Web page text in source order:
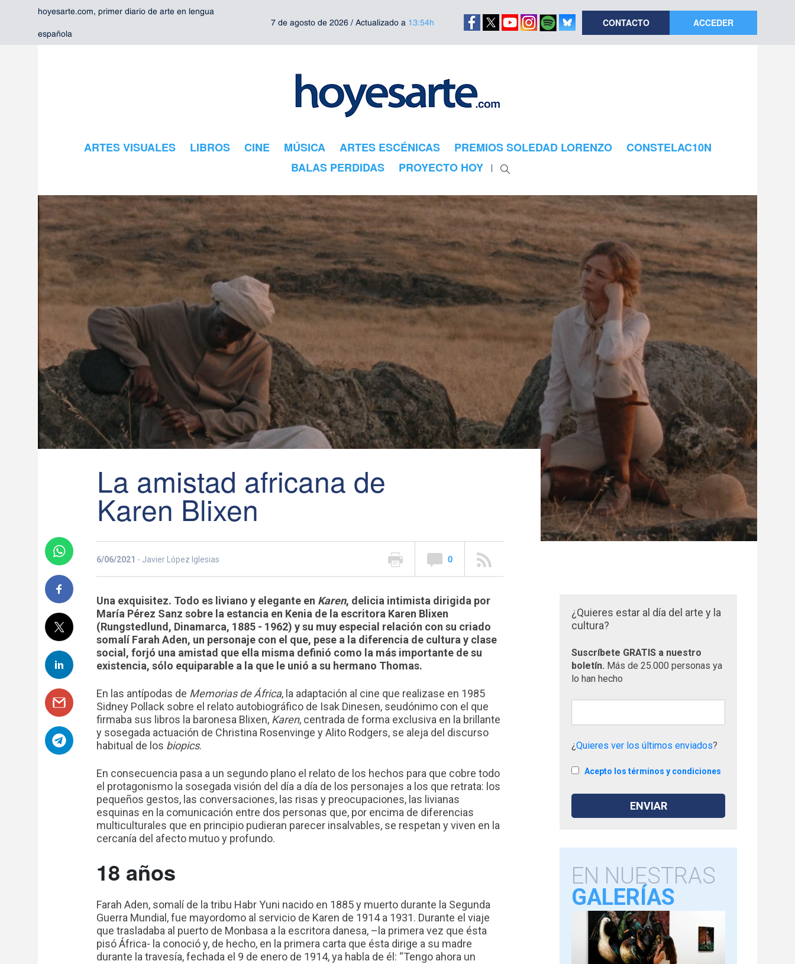
hoyesarte.com, primer diario de arte en lengua
española
7 de agosto de 2026 / Actualizado a 13:54h CONTACTO ACCEDER
ARTES VISUALES LIBROS CINE MÚSICA ARTES ESCÉNICAS PREMIOS SOLEDAD LORENZO
CONSTELAC10N
BALAS PERDIDAS
PROYECTO HOY
La amistad africana de
Karen Blixen
6/06/2021 - Javier López Iglesias 0
Una exquisitez. Todo es liviano y elegante en Karen, delicia intimista dirigida por
María Pérez Sanz sobre la estancia en Kenia de la escritora Karen Blixen
(Rungstedlund, Dinamarca, 1885 - 1962) y su muy especial relación con su criado
somalí Farah Aden, un personaje con el que, pese a la diferencia de cultura y clase
social, forjó una amistad que ella misma definió como la más importante de su
existencia, sólo equiparable a la que le unió a su hermano Thomas.
En las antípodas de Memorias de África, la adaptación al cine que realizase en 1985
Sidney Pollack sobre el relato autobiográfico de Isak Dinesen, seudónimo con el que
firmaba sus libros la baronesa Blixen, Karen, centrada de forma exclusiva en la brillante
y sosegada actuación de Christina Rosenvinge y Alito Rodgers, se aleja del discurso
habitual de los biopics.
En consecuencia pasa a un segundo plano el relato de los hechos para que cobre todo
el protagonismo la sosegada visión del día a día de los personajes a los que retrata: los
pequeños gestos, las conversaciones, las risas y preocupaciones, las livianas
esquinas en la comunicación entre dos personas que, por encima de diferencias
multiculturales que en principio pudieran parecer insalvables, se respetan y viven en la
cercanía del afecto mutuo y profundo.
18 años
Farah Aden, somalí de la tribu Habr Yuni nacido en 1885 y muerto durante la Segunda
Guerra Mundial, fue mayordomo al servicio de Karen de 1914 a 1931. Durante el viaje
que trasladaba al puerto de Monbasa a la escritora danesa, –la primera vez que ésta
pisó África- la conoció y, de hecho, en la primera carta que ésta dirige a su madre
durante la travesía, fechada el 9 de enero de 1914, ya habla de él: “Tengo ahora un
¿Quieres estar al día del arte y la
cultura?
Suscríbete GRATIS a nuestro
boletín. Más de 25.000 personas ya
lo han hecho
¿Quieres ver los últimos enviados?
Acepto los términos y condiciones
EN NUESTRAS
GALERÍAS